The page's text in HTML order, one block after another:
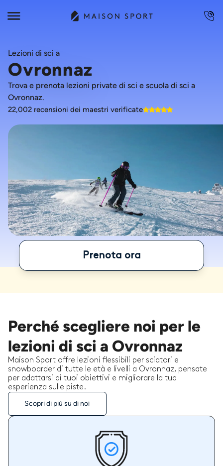
Lezioni di sci a
Ovronnaz
Trova e prenota lezioni private di sci e scuola di sci a
Ovronnaz.
22,002 recensioni dei maestri verificate
Prenota ora
Perché scegliere noi per le
lezioni di sci a Ovronnaz
Maison Sport offre lezioni flessibili per sciatori e
snowboarder di tutte le età e livelli a Ovronnaz, pensate
per adattarsi ai tuoi obiettivi e migliorare la tua
esperienza sulle piste.
Scopri di più su di noi